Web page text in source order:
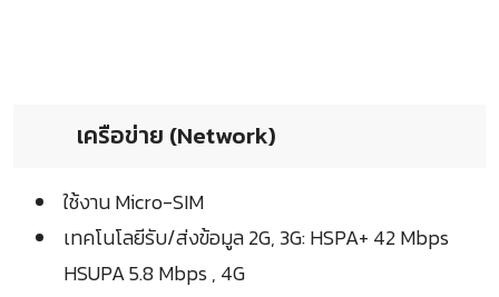
เครือข่าย (Network)
ใช้งาน Micro-SIM
เทคโนโลยีรับ/ส่งข้อมูล 2G, 3G: HSPA+ 42 Mbps
HSUPA 5.8 Mbps , 4G